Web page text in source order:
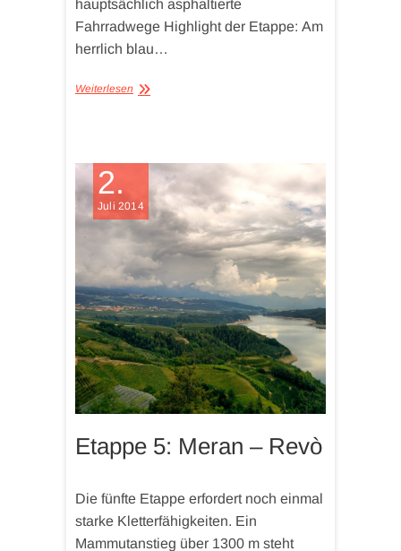
hauptsächlich asphaltierte
Fahrradwege Highlight der Etappe: Am
herrlich blau…
Weiterlesen
2.
Juli 2014
Etappe 5: Meran – Revò
Die fünfte Etappe erfordert noch einmal
starke Kletterfähigkeiten. Ein
Mammutanstieg über 1300 m steht